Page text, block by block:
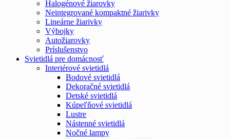
Halogénové žiarovky
Neintegrované kompaktné žiarivky
Lineárne žiarivky
Výbojky
Autožiarovky
Príslušenstvo
Svietidlá pre domácnosť
Interiérové svietidlá
Bodové svietidlá
Dekoračné svietidlá
Detské svietidlá
Kúpeľňové svietidlá
Lustre
Nástenné svietidlá
Nočné lampy